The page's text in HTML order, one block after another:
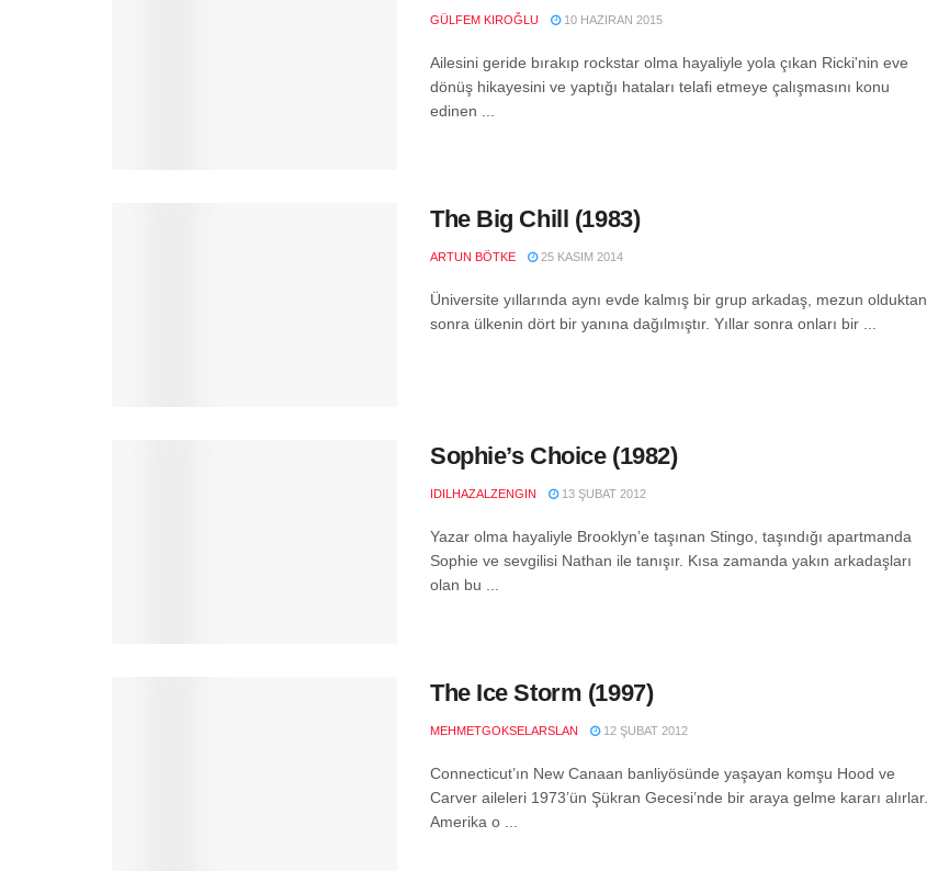
GÜLFEM KIROĞLU 10 HAZIRAN 2015
Ailesini geride bırakıp rockstar olma hayaliyle yola çıkan Ricki'nin eve
dönüş hikayesini ve yaptığı hataları telafi etmeye çalışmasını konu
edinen ...
The Big Chill (1983)
ARTUN BÖTKE 25 KASIM 2014
Üniversite yıllarında aynı evde kalmış bir grup arkadaş, mezun olduktan
sonra ülkenin dört bir yanına dağılmıştır. Yıllar sonra onları bir ...
Sophie’s Choice (1982)
IDILHAZALZENGIN 13 ŞUBAT 2012
Yazar olma hayaliyle Brooklyn’e taşınan Stingo, taşındığı apartmanda
Sophie ve sevgilisi Nathan ile tanışır. Kısa zamanda yakın arkadaşları
olan bu ...
The Ice Storm (1997)
MEHMETGOKSELARSLAN 12 ŞUBAT 2012
Connecticut’ın New Canaan banliyösünde yaşayan komşu Hood ve
Carver aileleri 1973’ün Şükran Gecesi’nde bir araya gelme kararı alırlar.
Amerika o ...